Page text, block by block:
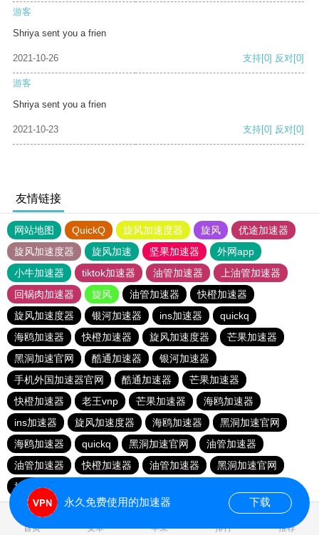
游客
Shriya sent you a frien
2021-10-26 支持[0] 反对[0]
游客
Shriya sent you a frien
2021-10-23 支持[0] 反对[0]
友情链接
网站地图 QuickQ 旋风加速度器 旋风
优途加速器
旋风加速度器
旋风加速 坚果加速器
外网app
小牛加速器
tiktok加速器 油管加速器
上油管加速器
回锅肉加速器
旋风 油管加速器
快橙加速器
旋风加速度器
银河加速器 ins加速器
quickq
海鸥加速器
快橙加速器 旋风加速度器
芒果加速器
黑洞加速官网
酷通加速器
银河加速器
手机外国加速器官网
酷通加速器
芒果加速器
快橙加速器
老王vnp 芒果加速器
海鸥加速器
ins加速器
旋风加速度器 海鸥加速器
黑洞加速官网
海鸥加速器
quickq 黑洞加速官网
油管加速器
油管加速器
快橙加速器 油管加速器
黑洞加速官网
旋风加速度器
首页 安卓 苹果 排行 推荐
永久免费使用的加速器 下载
0.170741s